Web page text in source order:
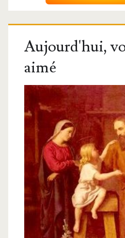
Aujourd'hui,
aimé